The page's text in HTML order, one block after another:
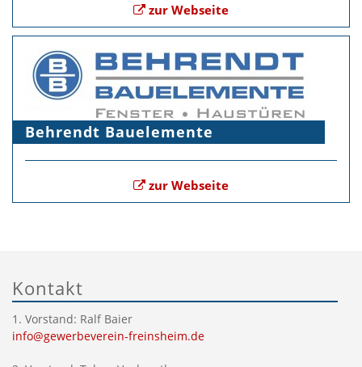
zur Webseite
Behrendt Bauelemente
zur Webseite
Kontakt
1. Vorstand: Ralf Baier
info@gewerbeverein-freinsheim.de